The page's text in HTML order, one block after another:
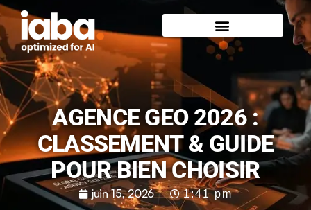
AGENCE GEO 2026 :
CLASSEMENT & GUIDE
POUR BIEN CHOISIR
juin 15, 2026 1:41 pm